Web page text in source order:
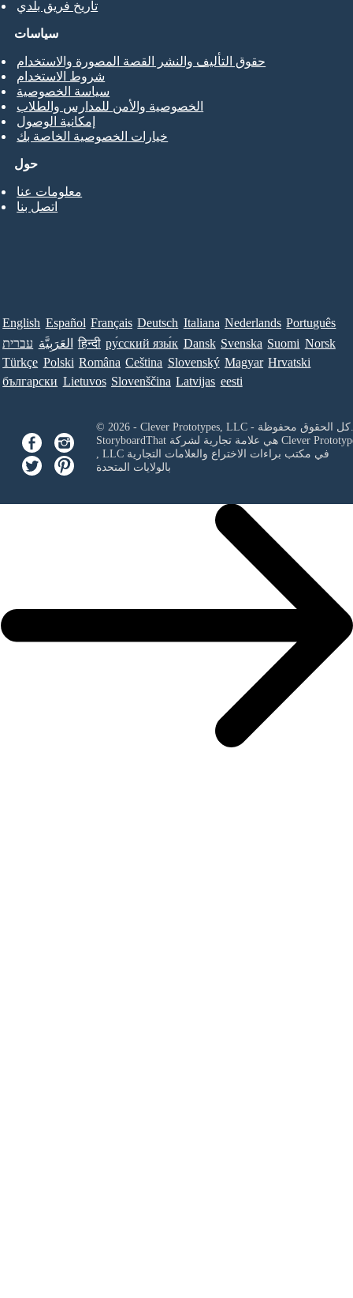
تاريخ فريق بلدي
حول
معلومات عنا
اتصل بنا
سياسات
حقوق التأليف والنشر القصة المصورة والاستخدام
شروط الاستخدام
سياسة الخصوصية
الخصوصية والأمن للمدارس والطلاب
إمكانية الوصول
خيارات الخصوصية الخاصة بك
English Español Français Deutsch Italiana Nederlands Português
עברית العَرَبِيَّة हिन्दी ру́сский язы́к Dansk Svenska Suomi Norsk
Türkçe Polski Româna Ceština Slovenský Magyar Hrvatski
български Lietuvos Slovenščina Latvijas eesti
© 2026 - Clever Prototypes, LLC - كل الحقوق محفوظة.
StoryboardThat هي علامة تجارية لشركة Clever
, LLCفي مكتب براءات الاختراع والعلامات التجارية
بالولايات المتحدة